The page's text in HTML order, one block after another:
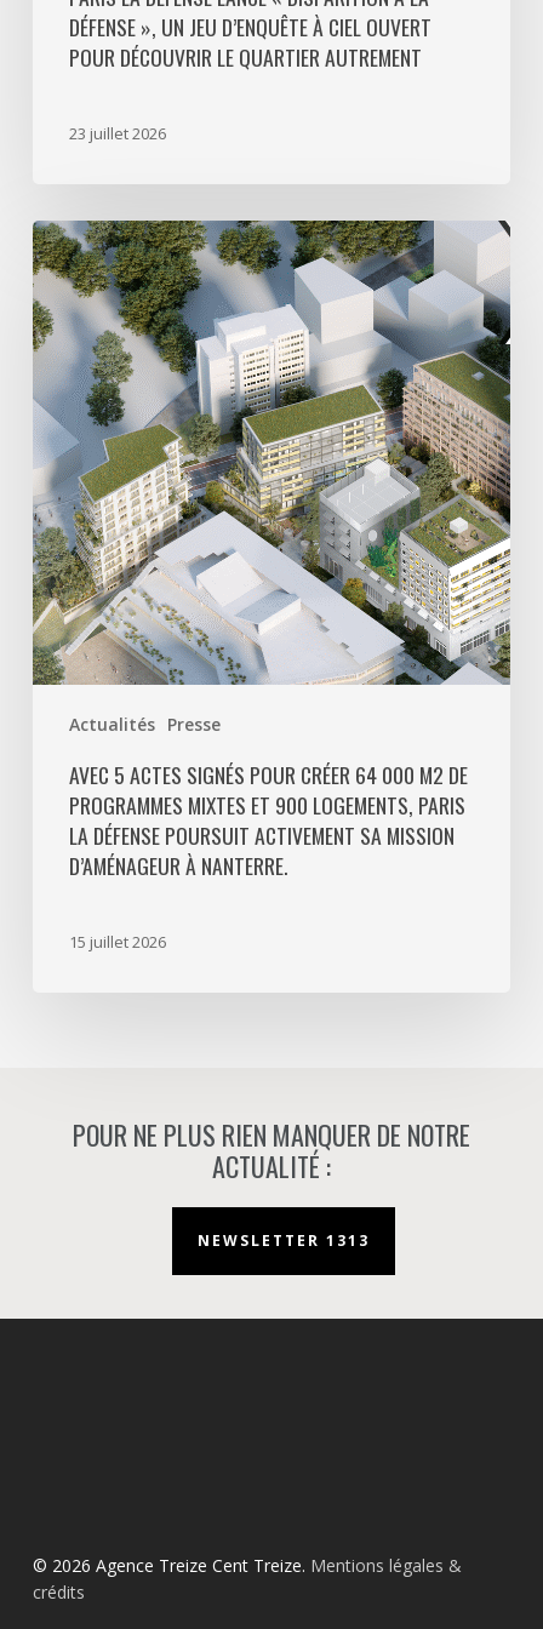
quartier
DÉFENSE », UN JEU D’ENQUÊTE À CIEL OUVERT
POUR DÉCOUVRIR LE QUARTIER AUTREMENT
23 juillet 2026
Actualités Presse
Avec
5
actes
signés
pour
créer
000
m2
de
programmes
mixtes
et
900
logements,
Défense
poursuit
activement
AVEC 5 ACTES SIGNÉS POUR CRÉER 64 000 M2 DE
PROGRAMMES MIXTES ET 900 LOGEMENTS, PARIS
LA DÉFENSE POURSUIT ACTIVEMENT SA MISSION
D’AMÉNAGEUR À NANTERRE.
15 juillet 2026
POUR NE PLUS RIEN MANQUER DE NOTRE
ACTUALITÉ :
NEWSLETTER 1313
© 2026 Agence Treize Cent Treize. Mentions légales &
crédits